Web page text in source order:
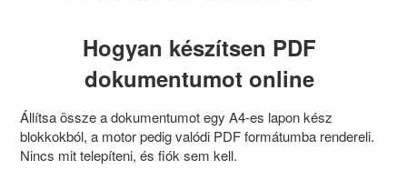
Hogyan készítsen PDF
dokumentumot online
Állítsa össze a dokumentumot egy A4-es lapon kész
blokkokból, a motor pedig valódi PDF formátumba rendereli.
Nincs mit telepíteni, és fiók sem kell.